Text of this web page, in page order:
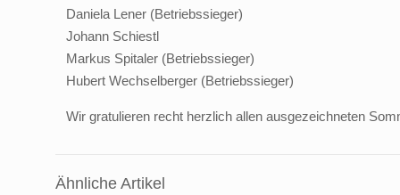
Daniela Lener (Betriebssieger)
Johann Schiestl
Markus Spitaler (Betriebssieger)
Hubert Wechselberger (Betriebssieger)
Wir gratulieren recht herzlich allen ausgezeichneten
Ähnliche Artikel